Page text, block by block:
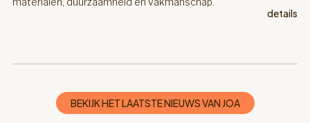
details
BEKIJK HET LAATSTE NIEUWS VAN JOA